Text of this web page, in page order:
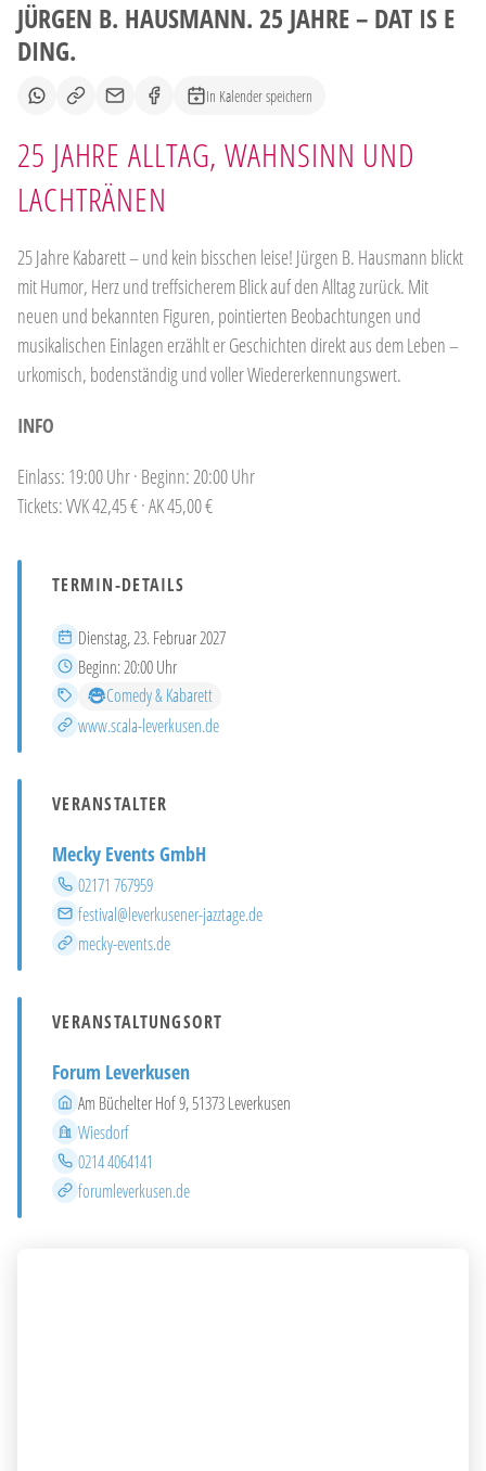
JÜRGEN B. HAUSMANN. 25 JAHRE – DAT IS E
DING.
In Kalender speichern
25 JAHRE ALLTAG, WAHNSINN UND
LACHTRÄNEN
25 Jahre Kabarett – und kein bisschen leise! Jürgen B. Hausmann blickt
mit Humor, Herz und treffsicherem Blick auf den Alltag zurück. Mit
neuen und bekannten Figuren, pointierten Beobachtungen und
musikalischen Einlagen erzählt er Geschichten direkt aus dem Leben –
urkomisch, bodenständig und voller Wiedererkennungswert.
INFO
Einlass: 19:00 Uhr · Beginn: 20:00 Uhr
Tickets: VVK 42,45 € · AK 45,00 €
TERMIN-DETAILS
Datum
Dienstag, 23. Februar 2027
Beginn
Beginn:20:00 Uhr
Kategorien
Comedy & Kabarett
Mehr Infos
www.scala-leverkusen.de
VERANSTALTER
Mecky Events GmbH
Telefon
02171 767959
E-Mail
festival@leverkusener-jazztage.de
Website
mecky-events.de
VERANSTALTUNGSORT
Forum Leverkusen
Adresse
Am Büchelter Hof 9, 51373 Leverkusen
Stadtteil
Wiesdorf
Telefon
0214 4064141
Website
forumleverkusen.de